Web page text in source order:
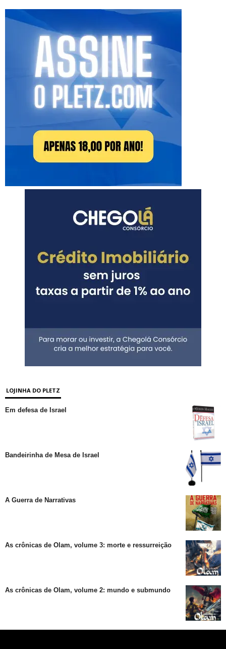
LOJINHA DO PLETZ
Em defesa de Israel
Bandeirinha de Mesa de Israel
A Guerra de Narrativas
As crônicas de Olam, volume 3: morte e ressurreição
As crônicas de Olam, volume 2: mundo e submundo